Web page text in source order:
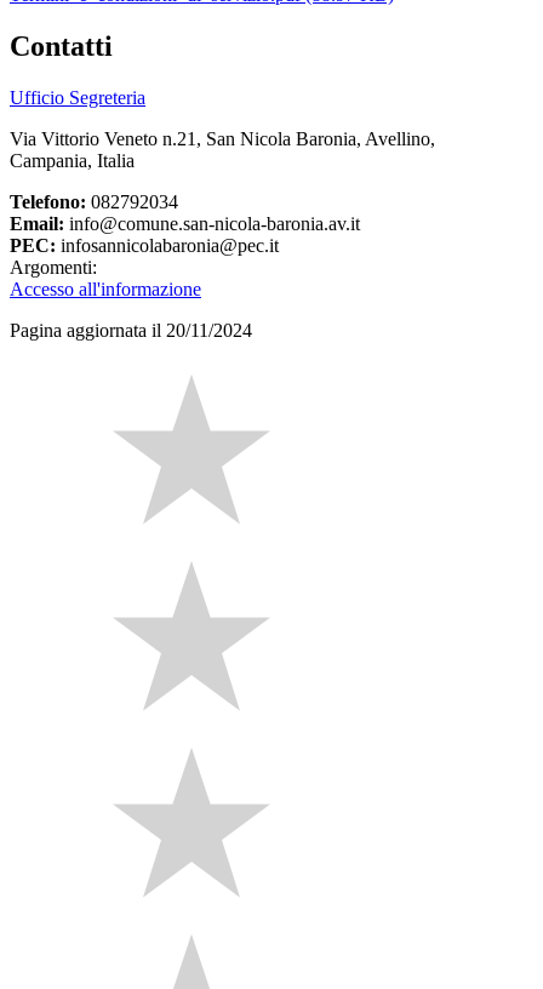
Contatti
Ufficio Segreteria
Via Vittorio Veneto n.21, San Nicola Baronia, Avellino,
Campania, Italia
Telefono: 082792034
Email: info@comune.san-nicola-baronia.av.it
PEC: infosannicolabaronia@pec.it
Argomenti:
Accesso all'informazione
Pagina aggiornata il 20/11/2024